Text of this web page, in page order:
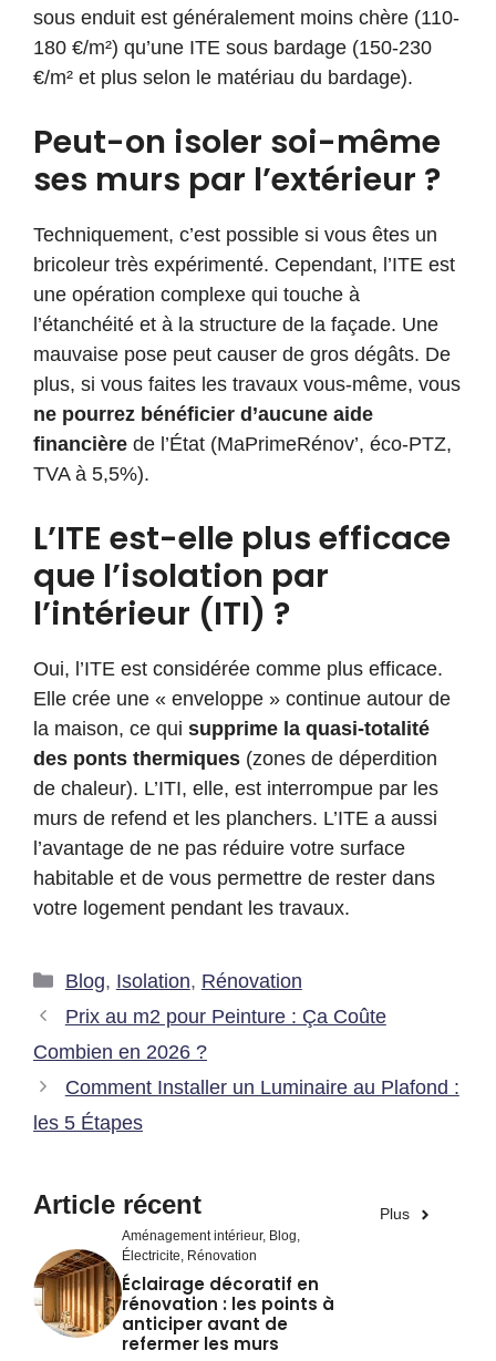
sous enduit est généralement moins chère (110-
180 €/m²) qu’une ITE sous bardage (150-230
€/m² et plus selon le matériau du bardage).
Peut-on isoler soi-même
ses murs par l’extérieur ?
Techniquement, c’est possible si vous êtes un
bricoleur très expérimenté. Cependant, l’ITE est
une opération complexe qui touche à
l’étanchéité et à la structure de la façade. Une
mauvaise pose peut causer de gros dégâts. De
plus, si vous faites les travaux vous-même, vous
ne pourrez bénéficier d’aucune aide
financière de l’État (MaPrimeRénov’, éco-PTZ,
TVA à 5,5%).
L’ITE est-elle plus efficace
que l’isolation par
l’intérieur (ITI) ?
Oui, l’ITE est considérée comme plus efficace.
Elle crée une « enveloppe » continue autour de
la maison, ce qui supprime la quasi-totalité
des ponts thermiques (zones de déperdition
de chaleur). L’ITI, elle, est interrompue par les
murs de refend et les planchers. L’ITE a aussi
l’avantage de ne pas réduire votre surface
habitable et de vous permettre de rester dans
votre logement pendant les travaux.
Blog, Isolation, Rénovation
Prix au m2 pour Peinture : Ça Coûte
Combien en 2026 ?
Comment Installer un Luminaire au Plafond :
les 5 Étapes
Article récent Plus
Aménagement intérieur, Blog,
Électricite, Rénovation
Éclairage décoratif en
rénovation : les points à
anticiper avant de
refermer les murs